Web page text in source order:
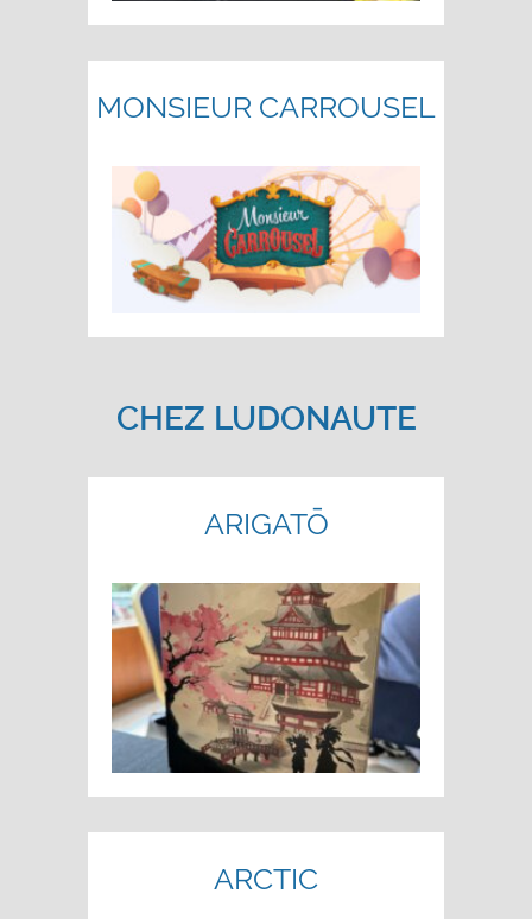
MONSIEUR CARROUSEL
CHEZ LUDONAUTE
ARIGATŌ
ARCTIC